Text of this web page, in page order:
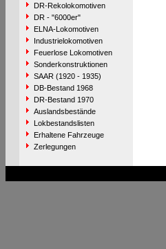
DR-Rekolokomotiven
DR - "6000er"
ELNA-Lokomotiven
Industrielokomotiven
Feuerlose Lokomotiven
Sonderkonstruktionen
SAAR (1920 - 1935)
DB-Bestand 1968
DR-Bestand 1970
Auslandsbestände
Lokbestandslisten
Erhaltene Fahrzeuge
Zerlegungen